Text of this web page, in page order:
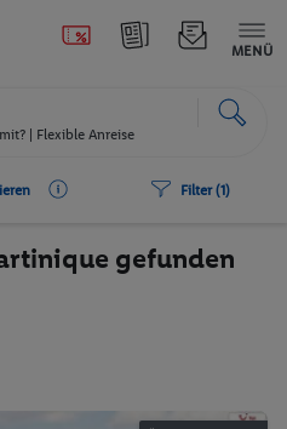
MENÜ
| Flexible Anreise
Filter (1)
gefunden